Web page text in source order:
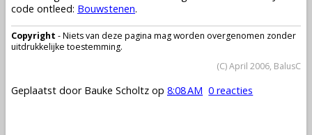
code ontleed: Bouwstenen.
Copyright - Niets van deze pagina mag worden overgenomen zonder
uitdrukkelijke toestemming.
(C) April 2006, BalusC
Geplaatst door Bauke Scholtz op 8:08 AM 0 reacties